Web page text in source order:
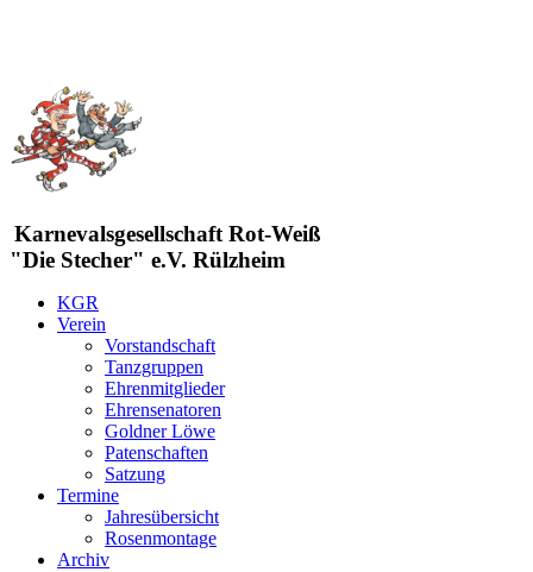
Karnevalsgesellschaft Rot-Weiß
"Die Stecher" e.V. Rülzheim
KGR
Verein
Vorstandschaft
Tanzgruppen
Ehrenmitglieder
Ehrensenatoren
Goldner Löwe
Patenschaften
Satzung
Termine
Jahresübersicht
Rosenmontage
Archiv